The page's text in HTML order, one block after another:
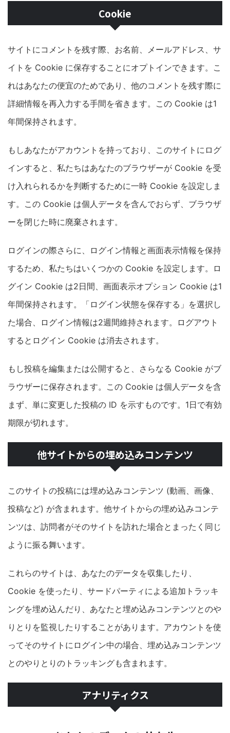
Cookie
サイトにコメントを残す際、お名前、メールアドレス、サ
イトを Cookie に保存することにオプトインできます。こ
れはあなたの便宜のためであり、他のコメントを残す際に
詳細情報を再入力する手間を省きます。この Cookie は1
年間保持されます。
もしあなたがアカウントを持っており、このサイトにログ
インすると、私たちはあなたのブラウザーが Cookie を受
け入れられるかを判断するために一時 Cookie を設定しま
す。この Cookie は個人データを含んでおらず、ブラウザ
ーを閉じた時に廃棄されます。
ログインの際さらに、ログイン情報と画面表示情報を保持
するため、私たちはいくつかの Cookie を設定します。ロ
グイン Cookie は2日間、画面表示オプション Cookie は1
年間保持されます。「ログイン状態を保存する」を選択し
た場合、ログイン情報は2週間維持されます。ログアウト
するとログイン Cookie は消去されます。
もし投稿を編集または公開すると、さらなる Cookie がブ
ラウザーに保存されます。この Cookie は個人データを含
まず、単に変更した投稿の ID を示すものです。1日で有効
期限が切れます。
他サイトからの埋め込みコンテンツ
このサイトの投稿には埋め込みコンテンツ (動画、画像、
投稿など) が含まれます。他サイトからの埋め込みコンテ
ンツは、訪問者がそのサイトを訪れた場合とまったく同じ
ように振る舞います。
これらのサイトは、あなたのデータを収集したり、
Cookie を使ったり、サードパーティによる追加トラッキ
ングを埋め込んだり、あなたと埋め込みコンテンツとのや
りとりを監視したりすることがあります。アカウントを使
ってそのサイトにログイン中の場合、埋め込みコンテンツ
とのやりとりのトラッキングも含まれます。
アナリティクス